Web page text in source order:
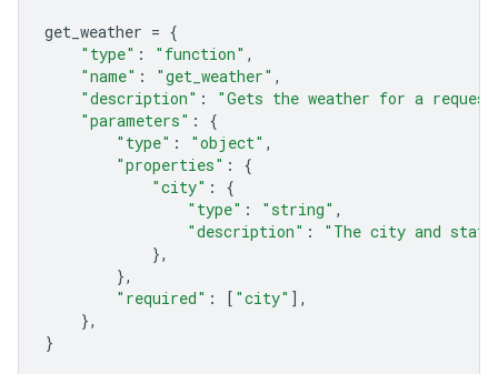
get_weather = {
"type" : "function" ,
"name" : "get_weather" ,
"description" :
"Gets the weather for a
"parameters" :
{
"type" : "object" ,
"properties" :
{
"city" :
{
"type" : "string" ,
"description" :
"The city and
},
},
"required" : [ "city" ],
},
}